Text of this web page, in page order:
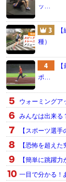
ッ…
種）
ポ…
ウォーミング
みんなは出来
【スポーツ選
【恐怖を超え
【簡単に跳躍
一目で分かる！